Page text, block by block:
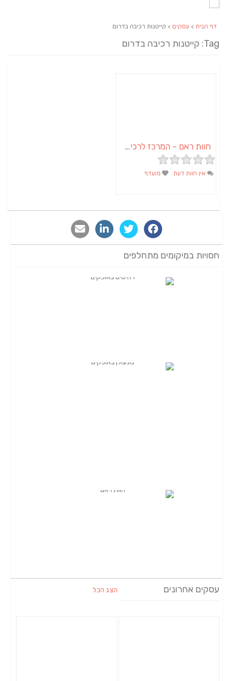
דף הבית > עסקים > קייטנות רכיבה בדרום
Tag: קייטנות רכיבה בדרום
חוות ראם – המרכז לרכיבה בנגב
אין חוות דעת מועדף
חסויות במיקומים מתחלפים
עסקים אחרונים הצג הכל